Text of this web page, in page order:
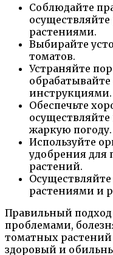
Соблюдайте
осуществляйте
растениями.
Выбирайте
томатов.
Устраняйте
обрабатывайте
инструкциями.
Обеспечьте
жаркую погоду.
Используйте
удобрения
растений.
растениями и
Правильный
проблемами,
томатных
здоровый и